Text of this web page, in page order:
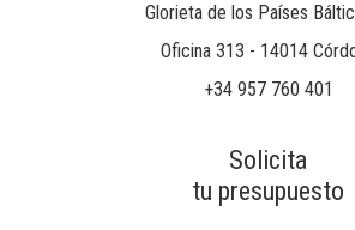
Glorieta de los Países
Oficina 313 - 14014
+34 957 760 401
Solicita
tu presupuesto